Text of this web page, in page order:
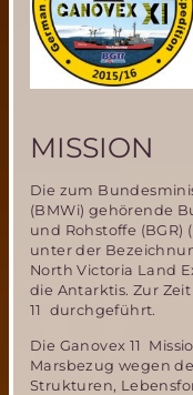
MISSION
Die zum
(BMWi) gehörende
und Rohstoffe
unter der
North Victoria Land
die Antarktis. Zur
11 durchgeführt.
Die Ganovex 11
Marsbezug wegen
Strukturen,